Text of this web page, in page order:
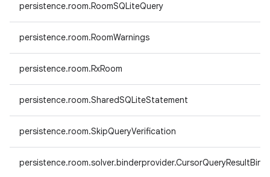
persistence.room.RoomSQLiteQuery
persistence.room.RoomWarnings
persistence.room.RxRoom
persistence.room.SharedSQLiteStatement
persistence.room.SkipQueryVerification